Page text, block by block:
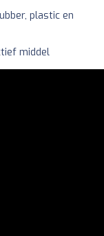
plastic en
middel